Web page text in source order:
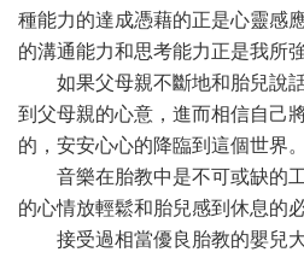
種能力的達成憑藉的正是心靈感
的溝通能力和思考能力正是我所
如果父母親不斷地和胎兒說話
到父母親的心意，進而相信自己
的，安安心心的降臨到這個世界。
音樂在胎教中是不可或缺的工
的心情放輕鬆和胎兒感到休息的
接受過相當優良胎教的嬰兒大